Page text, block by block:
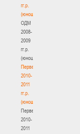
гг.р.
(юноши)
ОДМ
2008-
2009
гг.р.
(юноши)
Первенство
2010-
2011
гг.р.
(юноши)
Первенство
2010-
2011